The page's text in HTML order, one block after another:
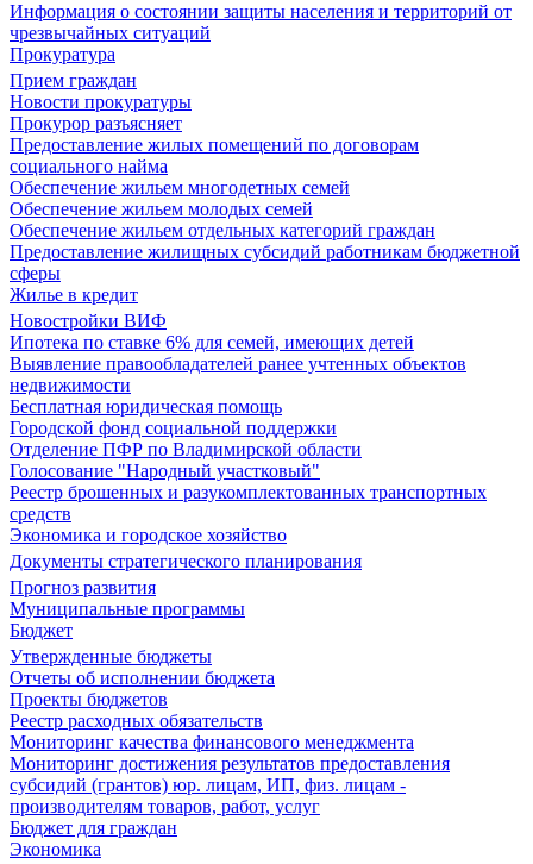
Информация о состоянии защиты населения и территорий от
чрезвычайных ситуаций
Прокуратура
Прием граждан
Новости прокуратуры
Прокурор разъясняет
Предоставление жилых помещений по договорам
социального найма
Обеспечение жильем многодетных семей
Обеспечение жильем молодых семей
Обеспечение жильем отдельных категорий граждан
Предоставление жилищных субсидий работникам бюджетной
сферы
Жилье в кредит
Новостройки ВИФ
Ипотека по ставке 6% для семей, имеющих детей
Выявление правообладателей ранее учтенных объектов
недвижимости
Бесплатная юридическая помощь
Городской фонд социальной поддержки
Отделение ПФР по Владимирской области
Голосование "Народный участковый"
Реестр брошенных и разукомплектованных транспортных
средств
Экономика и городское хозяйство
Документы стратегического планирования
Прогноз развития
Муниципальные программы
Бюджет
Утвержденные бюджеты
Отчеты об исполнении бюджета
Проекты бюджетов
Реестр расходных обязательств
Мониторинг качества финансового менеджмента
Мониторинг достижения результатов предоставления
субсидий (грантов) юр. лицам, ИП, физ. лицам -
производителям товаров, работ, услуг
Бюджет для граждан
Экономика